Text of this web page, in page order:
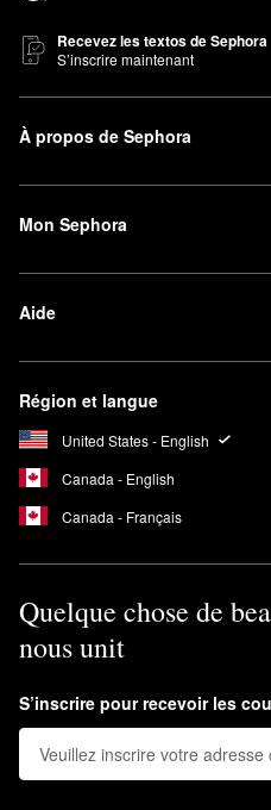
Recevez les textos de Sephora
S’inscrire maintenant
À propos de Sephora
Mon Sephora
Aide
Région et langue
United States - English
Canada - English
Canada - Français
Quelque chose de
nous unit
S’inscrire pour recevoir les